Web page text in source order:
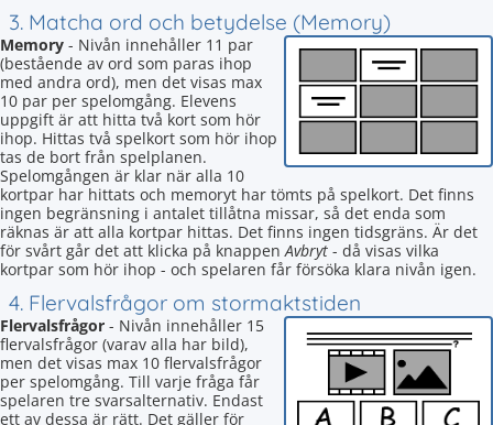
3. Matcha ord och betydelse (Memory)
Memory - Nivån innehåller 11 par
(bestående av ord som paras ihop
med andra ord), men det visas max
10 par per spelomgång. Elevens
uppgift är att hitta två kort som hör
ihop. Hittas två spelkort som hör ihop
tas de bort från spelplanen.
Spelomgången är klar när alla 10
kortpar har hittats och memoryt har tömts på spelkort. Det finns
ingen begränsning i antalet tillåtna missar, så det enda som
räknas är att alla kortpar hittas. Det finns ingen tidsgräns. Är det
för svårt går det att klicka på knappenAvbryt - då visas vilka
kortpar som hör ihop - och spelaren får försöka klara nivån igen.
4. Flervalsfrågor om stormaktstiden
Flervalsfrågor - Nivån innehåller 15
flervalsfrågor (varav alla har bild),
men det visas max 10 flervalsfrågor
per spelomgång. Till varje fråga får
spelaren tre svarsalternativ. Endast
ett av dessa är rätt. Det gäller för